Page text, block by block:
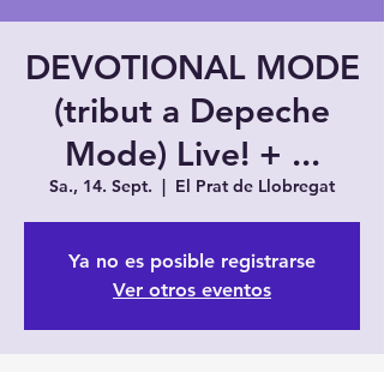
DEVOTIONAL MODE
(tribut a Depeche
Mode) Live! + ...
Sa., 14. Sept.
  |
El Prat de Llobregat
Ya no es posible registrarse
Ver otros eventos